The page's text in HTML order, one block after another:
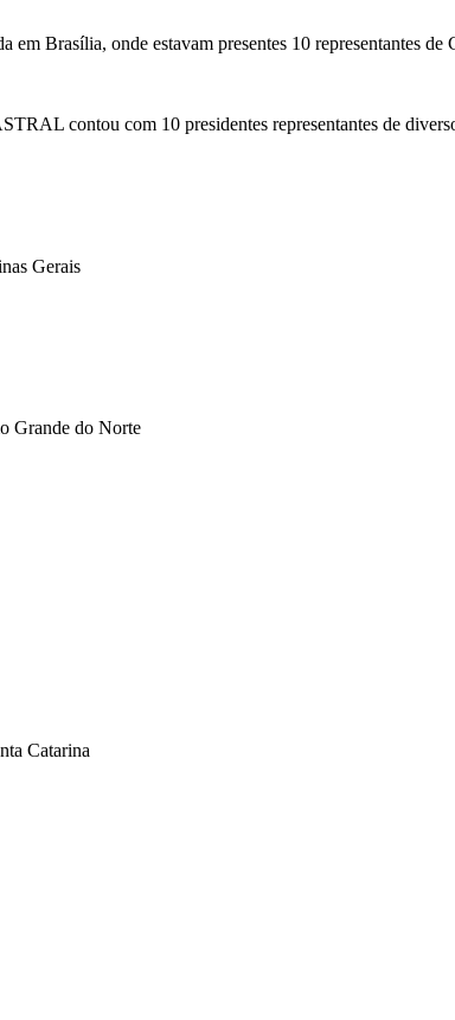
em Brasília, onde estavam presentes 10 representantes
contou com 10 presidentes representantes de
Gerais
Grande do Norte
Catarina